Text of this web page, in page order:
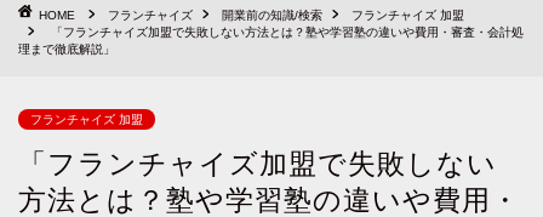
HOME フランチャイズ 開業前の知識/検索
フランチャイズ 加盟
「フランチャイズ加盟で失敗しない方法とは？塾や学習塾の違いや費用・審査・会計処
理まで徹底解説」
フランチャイズ 加盟
「フランチャイズ加盟で失敗しない
方法とは？塾や学習塾の違いや費用・